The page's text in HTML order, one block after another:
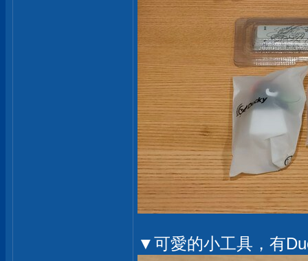
▼可愛的小工具，有